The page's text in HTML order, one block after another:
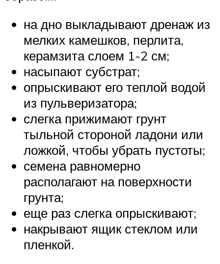
на дно выкладывают дренаж из
мелких камешков, перлита,
керамзита слоем 1-2 см;
насыпают субстрат;
опрыскивают его теплой водой
из пульверизатора;
слегка прижимают грунт
тыльной стороной ладони или
ложкой, чтобы убрать пустоты;
семена равномерно
располагают на поверхности
грунта;
еще раз слегка опрыскивают;
накрывают ящик стеклом или
пленкой.